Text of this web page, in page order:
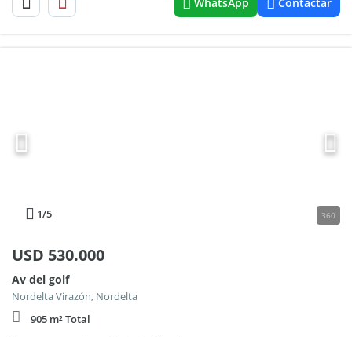
1/5 360
USD 530.000
Av del golf
Nordelta Virazón, Nordelta
905 m² Total